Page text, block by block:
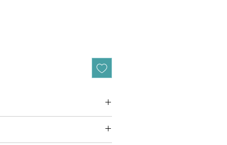
zB. 50cm (0,5m) daher bitte Anzahl 5